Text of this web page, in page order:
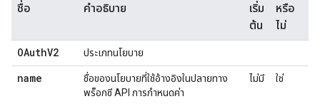
ชื่อ คำอธิบาย
เริ่ม
ต้น
หรือ
ไม่
OAuthV2
ประเภทนโยบาย
name
ชื่อของนโยบายที่ใช้อ้างอิงในปลายทาง
พร็อกซี API การกำหนดค่า
ไม่มี ใช่